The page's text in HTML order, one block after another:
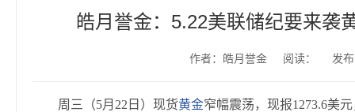
皓月誉金：5.22美联储纪要来袭
作者：皓月誉金 阅读： 发
周三（5月22日）现货黄金窄幅震荡，现报1273.6美